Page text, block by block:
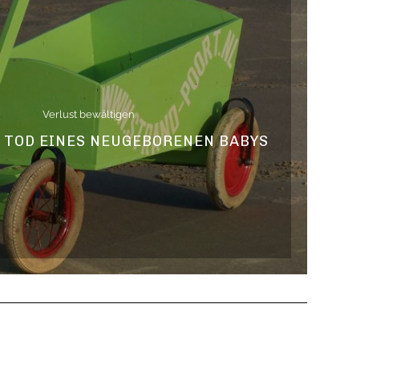
Verlust bewältigen
EINES NEUGEBORENEN BABYS